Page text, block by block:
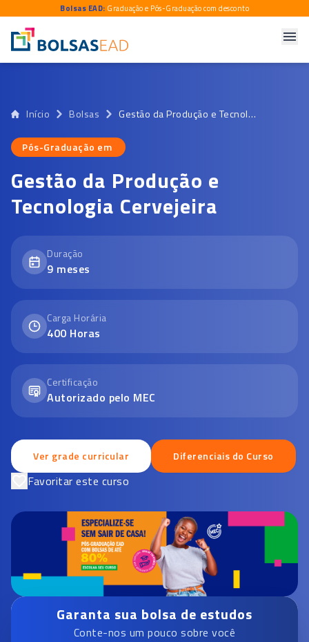
Bolsas EAD: Graduação e Pós-Graduação com desconto
Início Bolsas Gestão da Produção e Tecnologia Cervejeira
Pós-Graduação em
Pós-Graduação em
Gestão da Produção e
Tecnologia Cervejeira
Duração
9 meses
Carga Horária
400 Horas
Certificação
Autorizado pelo MEC
Ver grade curricular Diferenciais do Curso
Favoritar este curso
Garanta sua bolsa de estudos
Conte-nos um pouco sobre você